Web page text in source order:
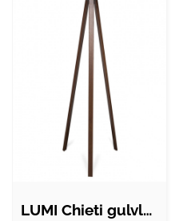
LUMI Chieti gulvlampe - hvid stof og træ